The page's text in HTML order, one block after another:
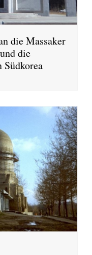
die Massaker
die